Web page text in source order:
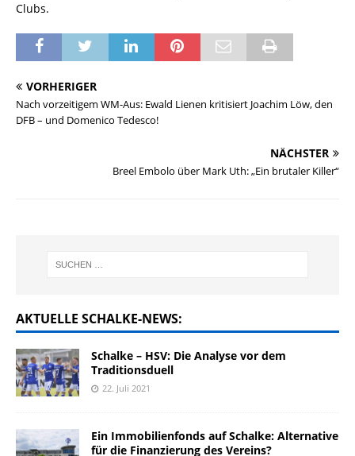
Clubs.
VORHERIGER
Nach vorzeitigem WM-Aus: Ewald Lienen kritisiert Joachim Löw, den
DFB – und Domenico Tedesco!
NÄCHSTER
Breel Embolo über Mark Uth: „Ein brutaler Killer“
AKTUELLE SCHALKE-NEWS:
Schalke – HSV: Die Analyse vor dem
Traditionsduell
22. Juli 2021
Ein Immobilienfonds auf Schalke: Alternative
für die Finanzierung des Vereins?